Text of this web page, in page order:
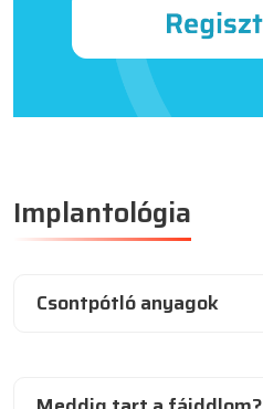
Implantológia
Csontpótló anyagok